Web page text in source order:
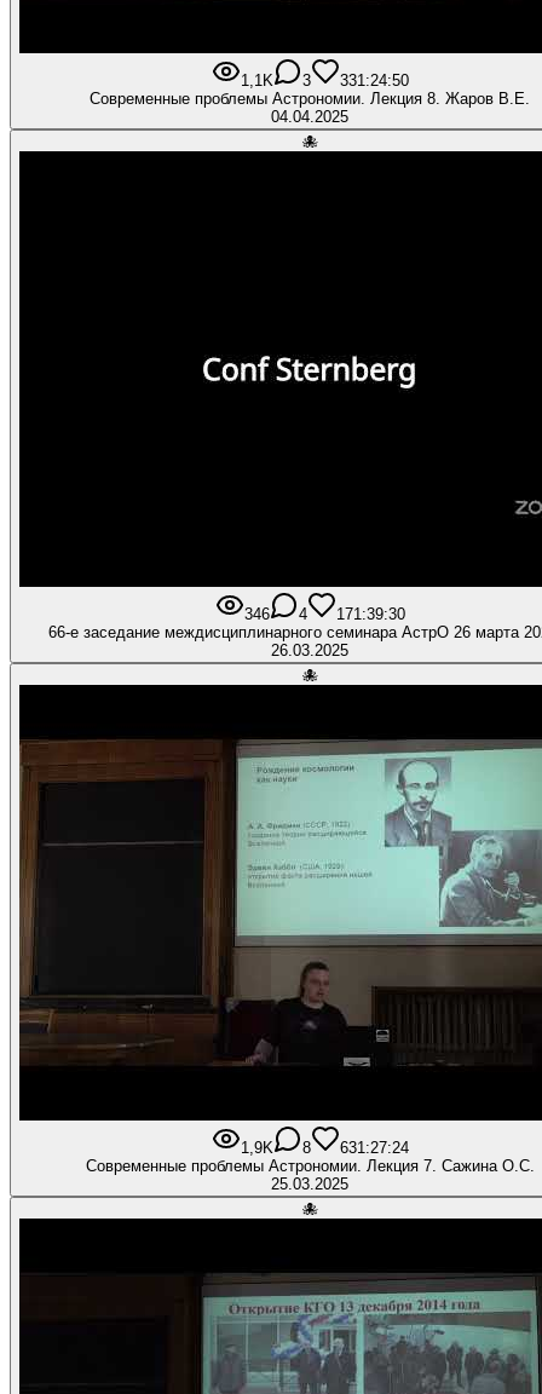
1,1K 3 331:24:50
Современные проблемы Астрономии. Лекция 8. Жаров В.Е.
04.04.2025
🐙
346 4 171:39:30
66-е заседание междисциплинарного семинара АстрО 26 марта
26.03.2025
🐙
1,9K 8 631:27:24
Современные проблемы Астрономии. Лекция 7. Сажина О.С.
25.03.2025
🐙